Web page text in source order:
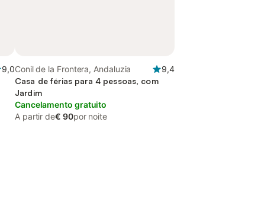
9,0Conil de la Frontera, Andaluzia
9,4
Casa de férias para 4 pessoas, com
Jardim
Cancelamento gratuito
A partir de€ 90por noite